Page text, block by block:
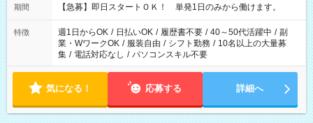
期間 【急募】即日スタートＯＫ！ 単発1日のみから働けます。
特徴 週1日からOK / 日払いOK / 履歴書不要 / 40～50代活躍中 / 副
業・WワークOK / 服装自由 / シフト勤務 / 10名以上の大量募
集 / 電話対応なし / パソコンスキル不要
気になる！ 応募する 詳細へ